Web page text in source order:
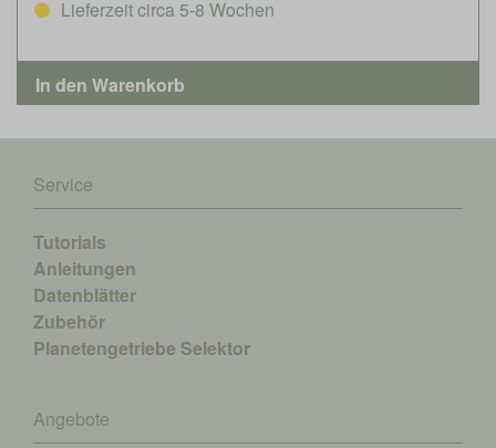
Lieferzeit circa 5-8 Wochen
Service
Tutorials
Anleitungen
Datenblätter
Zubehör
Planetengetriebe Selektor
Angebote